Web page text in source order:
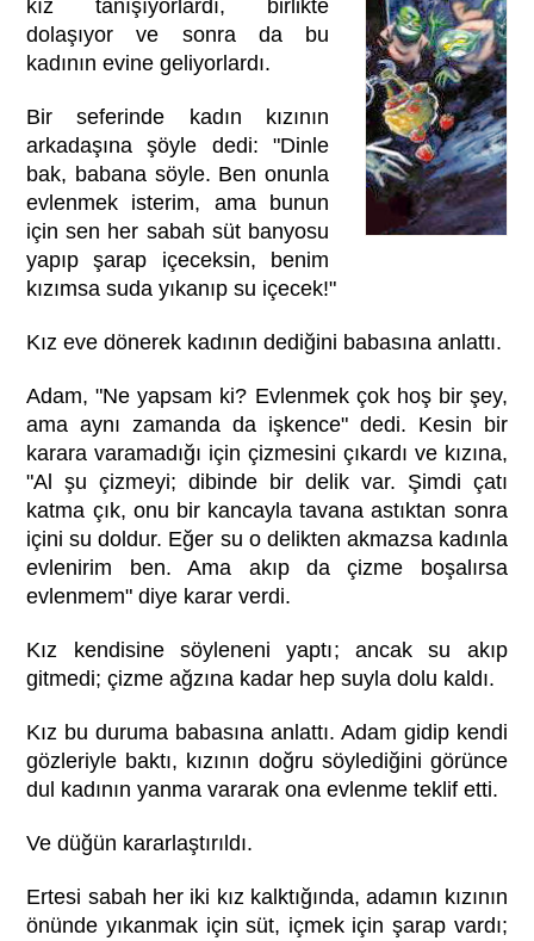
kız tanışıyorlardı, birlikte
dolaşıyor ve sonra da bu
kadının evine geliyorlardı.
Bir seferinde kadın kızının
arkadaşına şöyle dedi: "Dinle
bak, babana söyle. Ben onunla
evlenmek isterim, ama bunun
için sen her sabah süt banyosu
yapıp şarap içeceksin, benim
kızımsa suda yıkanıp su içecek!"
Kız eve dönerek kadının dediğini babasına anlattı.
Adam, "Ne yapsam ki? Evlenmek çok hoş bir şey,
ama aynı zamanda da işkence" dedi. Kesin bir
karara varamadığı için çizmesini çıkardı ve kızına,
"Al şu çizmeyi; dibinde bir delik var. Şimdi çatı
katma çık, onu bir kancayla tavana astıktan sonra
içini su doldur. Eğer su o delikten akmazsa kadınla
evlenirim ben. Ama akıp da çizme boşalırsa
evlenmem" diye karar verdi.
Kız kendisine söyleneni yaptı; ancak su akıp
gitmedi; çizme ağzına kadar hep suyla dolu kaldı.
Kız bu duruma babasına anlattı. Adam gidip kendi
gözleriyle baktı, kızının doğru söylediğini görünce
dul kadının yanma vararak ona evlenme teklif etti.
Ve düğün kararlaştırıldı.
Ertesi sabah her iki kız kalktığında, adamın kızının
önünde yıkanmak için süt, içmek için şarap vardı;